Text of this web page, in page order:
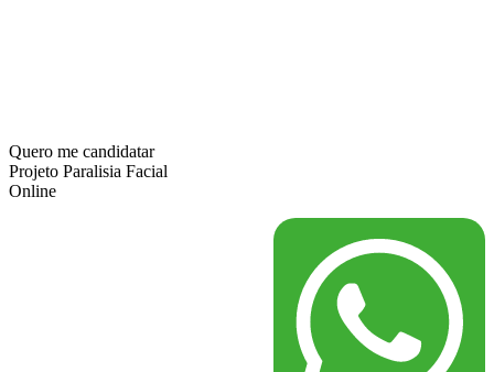
Quero me candidatar
Projeto Paralisia Facial
Online